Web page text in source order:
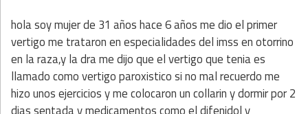
hola soy mujer de 31 años hace 6 años me dio el primer
vertigo me trataron en especialidades del imss en otorrino
en la raza,y la dra me dijo que el vertigo que tenia es
llamado como vertigo paroxistico si no mal recuerdo me
hizo unos ejercicios y me colocaron un collarin y dormir por 2